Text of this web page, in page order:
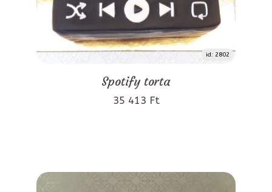
id: 2802
Spotify torta
35 413 Ft